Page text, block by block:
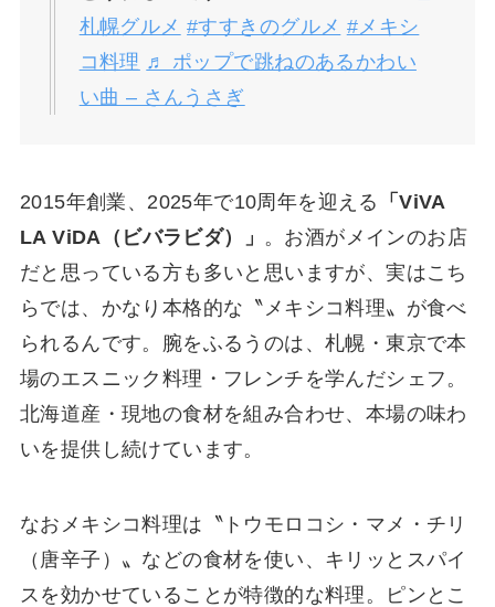
札幌グルメ #すすきのグルメ #メキシ
コ料理 ♬ ポップで跳ねのあるかわい
い曲 – さんうさぎ
2015年創業、2025年で10周年を迎える
「ViVA
LA ViDA（ビバラビダ）」 。お酒がメインのお店
だと思っている方も多いと思いますが、実はこち
らでは、かなり本格的な〝メキシコ料理〟が食べ
られるんです。腕をふるうのは、札幌・東京で本
場のエスニック料理・フレンチを学んだシェフ。
北海道産・現地の食材を組み合わせ、本場の味わ
いを提供し続けています。
なおメキシコ料理は〝トウモロコシ・マメ・チリ
（唐辛子）〟などの食材を使い、キリッとスパイ
スを効かせていることが特徴的な料理。ピンとこ